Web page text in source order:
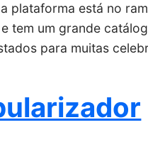
plataforma está no
tem um grande
para muitas